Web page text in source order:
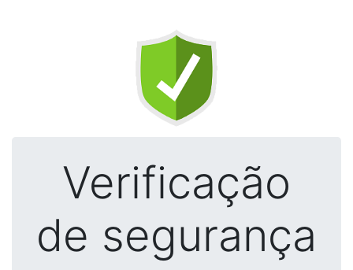
Verificação
de segurança